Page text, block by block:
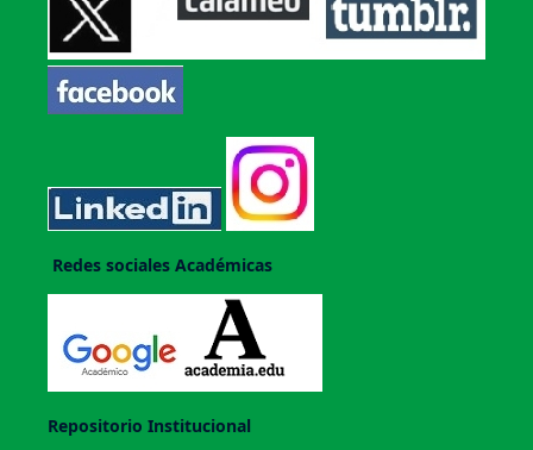
Redes sociales Académicas
Repositorio Institucional